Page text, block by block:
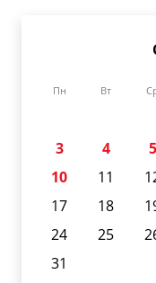
Пн Вт
3
4 5
10
11
17
18
24
25
31